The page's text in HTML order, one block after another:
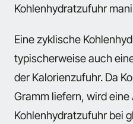
Kohlenhydratzufuhr
Eine zyklische
typischerweise auch
der Kalorienzufuhr. Da
Gramm liefern, wird
Kohlenhydratzufuhr bei